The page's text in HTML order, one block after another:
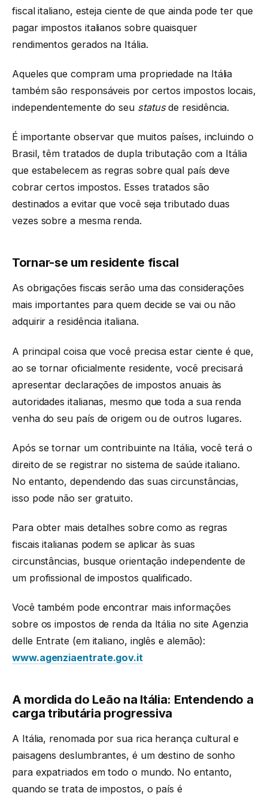
fiscal italiano, esteja ciente de que ainda pode ter que
pagar impostos italianos sobre quaisquer
rendimentos gerados na Itália.
Aqueles que compram uma propriedade na Itália
também são responsáveis por certos impostos locais,
independentemente do seu statusde residência.
É importante observar que muitos países, incluindo o
Brasil, têm tratados de dupla tributação com a Itália
que estabelecem as regras sobre qual país deve
cobrar certos impostos. Esses tratados são
destinados a evitar que você seja tributado duas
vezes sobre a mesma renda.
Tornar-se um residente fiscal
As obrigações fiscais serão uma das considerações
mais importantes para quem decide se vai ou não
adquirir a residência italiana.
A principal coisa que você precisa estar ciente é que,
ao se tornar oficialmente residente, você precisará
apresentar declarações de impostos anuais às
autoridades italianas, mesmo que toda a sua renda
venha do seu país de origem ou de outros lugares.
Após se tornar um contribuinte na Itália, você terá o
direito de se registrar no sistema de saúde italiano.
No entanto, dependendo das suas circunstâncias,
isso pode não ser gratuito.
Para obter mais detalhes sobre como as regras
fiscais italianas podem se aplicar às suas
circunstâncias, busque orientação independente de
um profissional de impostos qualificado.
Você também pode encontrar mais informações
sobre os impostos de renda da Itália no site Agenzia
delle Entrate (em italiano, inglês e alemão):
www.agenziaentrate.gov.it
A mordida do Leão na Itália: Entendendo a
carga tributária progressiva
A Itália, renomada por sua rica herança cultural e
paisagens deslumbrantes, é um destino de sonho
para expatriados em todo o mundo. No entanto,
quando se trata de impostos, o país é